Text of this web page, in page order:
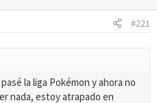
#221
la liga Pokémon y ahora no
nada, estoy atrapado en